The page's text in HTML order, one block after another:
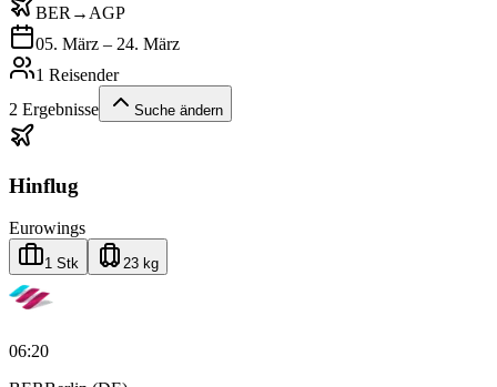
BER → AGP
05. März – 24. März
1 Reisender
2 Ergebnisse Suche ändern
Hinflug
Eurowings
1 Stk 23 kg
06:20